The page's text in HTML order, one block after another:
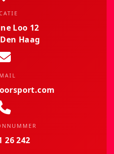
Loo 12
Haag
26 242